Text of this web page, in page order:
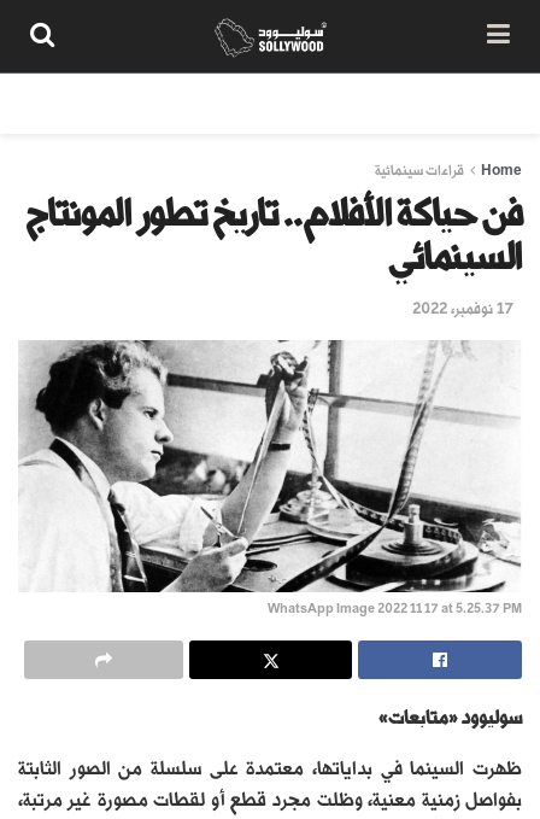
Home قراءات سينمائية
فن حياكة الأفلام.. تاريخ تطور المونتاج
السينمائي
17 نوفمبر، 2022
WhatsApp Image 2022 11 17 at 5.25.37 PM
سوليوود «متابعات»
ظهرت السينما في بداياتها، معتمدة على سلسلة من الصور الثابتة
بفواصل زمنية معنية، وظلت مجرد قطع أو لقطات مصورة غير مرتبة،